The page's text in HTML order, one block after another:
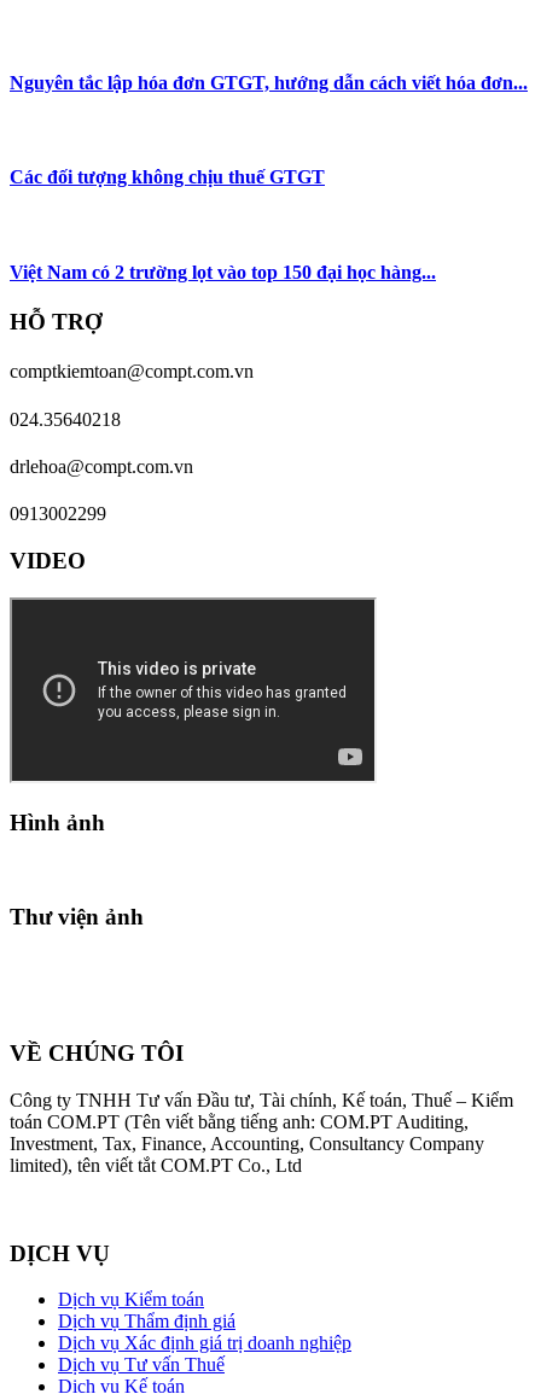
Nguyên tắc lập hóa đơn GTGT, hướng dẫn cách viết hóa đơn...
Các đối tượng không chịu thuế GTGT
Việt Nam có 2 trường lọt vào top 150 đại học hàng...
HỖ TRỢ
comptkiemtoan@compt.com.vn
024.35640218
drlehoa@compt.com.vn
0913002299
VIDEO
Hình ảnh
Thư viện ảnh
VỀ CHÚNG TÔI
Công ty TNHH Tư vấn Đầu tư, Tài chính, Kế toán, Thuế – Kiểm
toán COM.PT (Tên viết bằng tiếng anh: COM.PT Auditing,
Investment, Tax, Finance, Accounting, Consultancy Company
limited), tên viết tắt COM.PT Co., Ltd
DỊCH VỤ
Dịch vụ Kiểm toán
Dịch vụ Thẩm định giá
Dịch vụ Xác định giá trị doanh nghiệp
Dịch vụ Tư vấn Thuế
Dịch vụ Kế toán